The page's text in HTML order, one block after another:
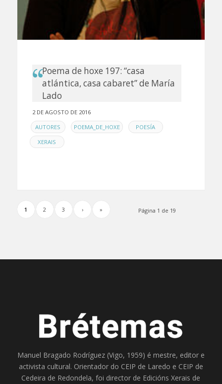
Poema de hoxe 197: “casa
atlántica, casa cabaret” de María
Lado
2 DE AGOSTO DE 2016
ENAUTORES , POEMA_DE_HOXE , POESÍA ,
XERAIS
Página 1 de 19
1 2 3 › »
Manuel Bragado Rodríguez (Vigo, 1959) é mestre, editor e
activista cultural. Orientador do CEIP de Laredo e CEIP de
Cedeira de Redondela, foi director de Edicións Xerais de